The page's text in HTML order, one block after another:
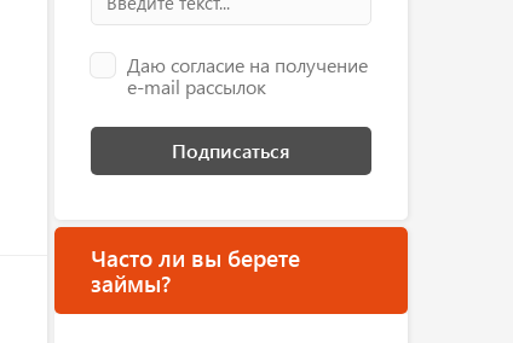
Даю согласие на получение
e-mail рассылок
Подписаться
Часто ли вы берете
займы?